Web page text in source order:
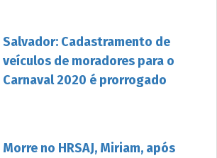
Salvador: Cadastramento de
veículos de moradores para o
Carnaval 2020 é prorrogado
Morre no HRSAJ, Miriam, após